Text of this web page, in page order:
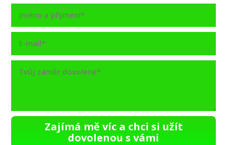
Zajímá mě víc a chci si užít
dovolenou s vámi